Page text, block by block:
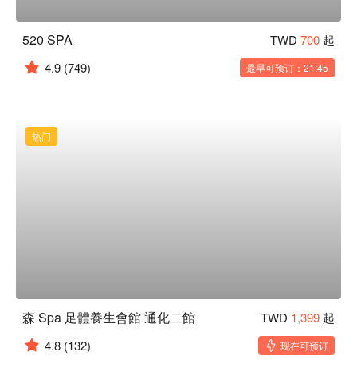
520 SPA TWD 700 起
4.9 (749) 最早可预订：21:45
热门
森 Spa 足體養生會館 通化二館 TWD 1,399 起
4.8 (132) 现在可预订